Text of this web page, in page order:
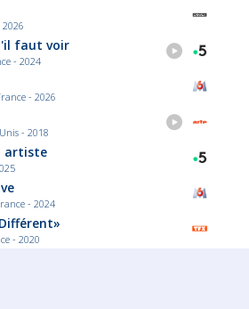
faut voir
- 2024
- 2026
- 2018
artiste
- 2024
- 2020